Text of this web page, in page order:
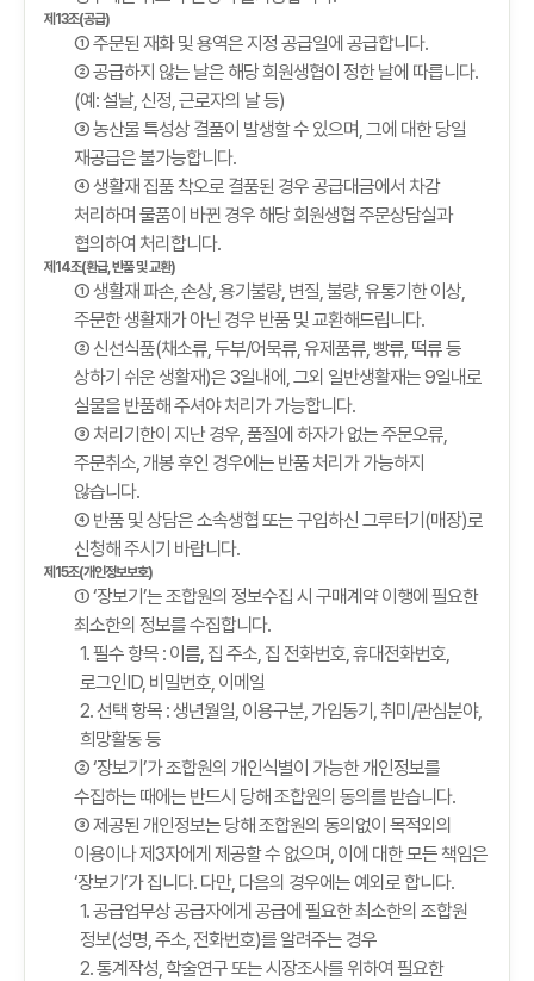
제13조(공급)
① 주문된 재화 및 용역은 지정 공급일에 공급합니다.
② 공급하지 않는 날은 해당 회원생협이 정한 날에 따릅니다.
(예: 설날, 신정, 근로자의 날 등)
③ 농산물 특성상 결품이 발생할 수 있으며, 그에 대한 당일
재공급은 불가능합니다.
④ 생활재 집품 착오로 결품된 경우 공급대금에서 차감
처리하며 물품이 바뀐 경우 해당 회원생협 주문상담실과
협의하여 처리합니다.
제14조(환급, 반품 및 교환)
① 생활재 파손, 손상, 용기불량, 변질, 불량, 유통기한 이상,
주문한 생활재가 아닌 경우 반품 및 교환해드립니다.
② 신선식품(채소류, 두부/어묵류, 유제품류, 빵류, 떡류 등
상하기 쉬운 생활재)은 3일내에, 그외 일반생활재는 9일내로
실물을 반품해 주셔야 처리가 가능합니다.
③ 처리기한이 지난 경우, 품질에 하자가 없는 주문오류,
주문취소, 개봉 후인 경우에는 반품 처리가 가능하지
않습니다.
④ 반품 및 상담은 소속생협 또는 구입하신 그루터기(매장)로
신청해 주시기 바랍니다.
제15조(개인정보보호)
① ‘장보기’는 조합원의 정보수집 시 구매계약 이행에 필요한
최소한의 정보를 수집합니다.
1. 필수 항목 : 이름, 집 주소, 집 전화번호, 휴대전화번호,
로그인ID, 비밀번호, 이메일
2. 선택 항목 : 생년월일, 이용구분, 가입동기, 취미/관심분야,
희망활동 등
② ‘장보기’가 조합원의 개인식별이 가능한 개인정보를
수집하는 때에는 반드시 당해 조합원의 동의를 받습니다.
③ 제공된 개인정보는 당해 조합원의 동의없이 목적외의
이용이나 제3자에게 제공할 수 없으며, 이에 대한 모든 책임은
‘장보기’가 집니다. 다만, 다음의 경우에는 예외로 합니다.
1. 공급업무상 공급자에게 공급에 필요한 최소한의 조합원
정보(성명, 주소, 전화번호)를 알려주는 경우
2. 통계작성, 학술연구 또는 시장조사를 위하여 필요한